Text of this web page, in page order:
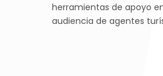
herramientas de apoyo
audiencia de agentes